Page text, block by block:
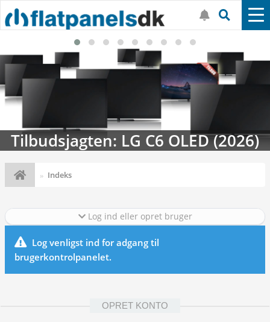
Tilbudsjagten: LG C6 OLED (2026)
Indeks
Log ind eller opret bruger
Log venligst ind for adgang til
brugerkontrolpanelet.
OPRET KONTO